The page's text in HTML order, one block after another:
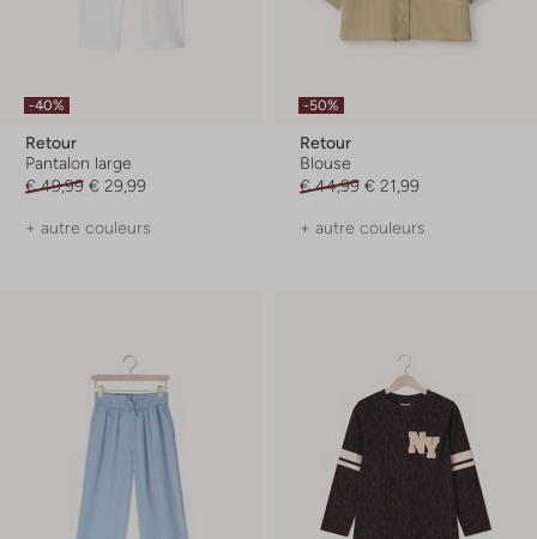
-40%
Retour
Pantalon large
€ 49,99 € 29,99
+ autre couleurs
-50%
Retour
Blouse
€ 44,99 € 21,99
+ autre couleurs